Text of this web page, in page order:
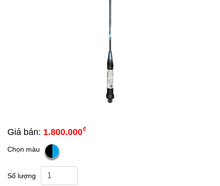
Giá bán: 1.800.000₫
Chọn màu
Số lượng